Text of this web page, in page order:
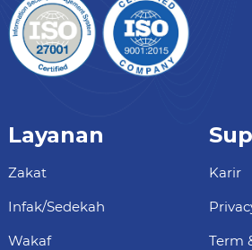
Layanan
Zakat
Infak/Sedekah
Wakaf
Karir
Term